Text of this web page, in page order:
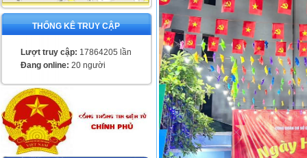
THỐNG KÊ TRUY CẬP
Lượt truy cập: 17864205 lần
Đang online: 20 người